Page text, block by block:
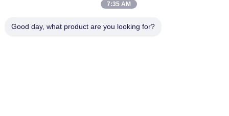
7:35 AM
Good day, what product are you looking for?